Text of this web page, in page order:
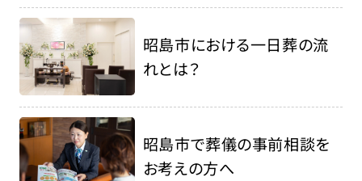
昭島市における一日葬の流
れとは？
昭島市で葬儀の事前相談を
お考えの方へ